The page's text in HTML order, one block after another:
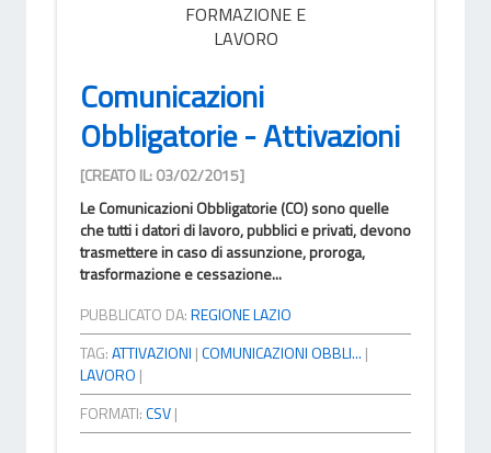
FORMAZIONE E
LAVORO
Comunicazioni
Obbligatorie - Attivazioni
[CREATO IL: 03/02/2015]
Le Comunicazioni Obbligatorie (CO) sono quelle
che tutti i datori di lavoro, pubblici e privati, devono
trasmettere in caso di assunzione, proroga,
trasformazione e cessazione...
PUBBLICATO DA:REGIONE LAZIO
TAG:ATTIVAZIONI |COMUNICAZIONI OBBLI... |
LAVORO |
FORMATI:CSV|